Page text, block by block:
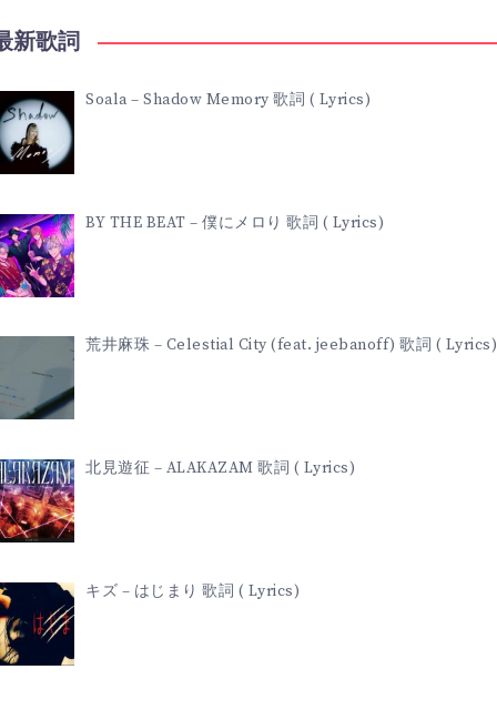
新歌詞
Soala – Shadow Memory 歌詞 ( Lyrics)
BY THE BEAT – 僕にメロり 歌詞 ( Lyrics)
荒井麻珠 – Celestial City (feat. jeebanoff) 歌詞 ( Lyrics)
北見遊征 – ALAKAZAM 歌詞 ( Lyrics)
キズ – はじまり 歌詞 ( Lyrics)